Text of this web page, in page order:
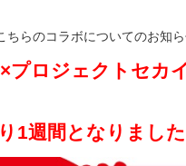
らのコラボについてのお知ら
×プロジェクトセカ
1週間となりました